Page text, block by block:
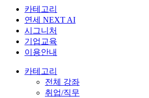
카테고리
연세 NEXT AI
시그니처
기업교육
이용안내
카테고리
전체 강좌
취업/직무